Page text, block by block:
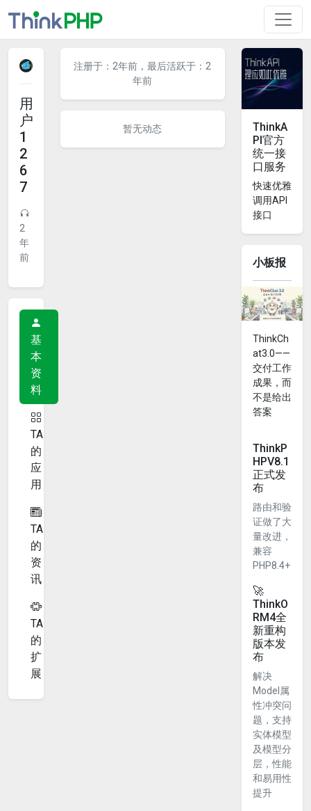
用
户
1
2
6
7
2
年
前
基
本
资
料
TA
的
应
用
TA
的
资
讯
TA
的
扩
展
注册于：2年前，最后活跃于：2
年前
暂无动态
ThinkA
PI官方
统一接
口服务
快速优雅
调用API
接口
小板报
ThinkCh
at3.0——
交付工作
成果，而
不是给出
答案
ThinkP
HPV8.1
正式发
布
路由和验
证做了大
量改进，
兼容
PHP8.4+
🚀
ThinkO
RM4全
新重构
版本发
布
解决
Model属
性冲突问
题，支持
实体模型
及模型分
层，性能
和易用性
提升